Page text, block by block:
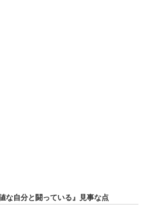
な自分と闘っている』見事な点